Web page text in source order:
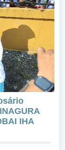
IHA